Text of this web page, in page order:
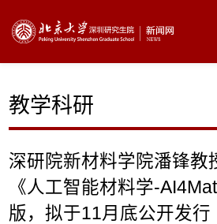
教学科研
深研院新材料学院潘锋教
《人工智能材料学-
版，拟于11月底公开发行